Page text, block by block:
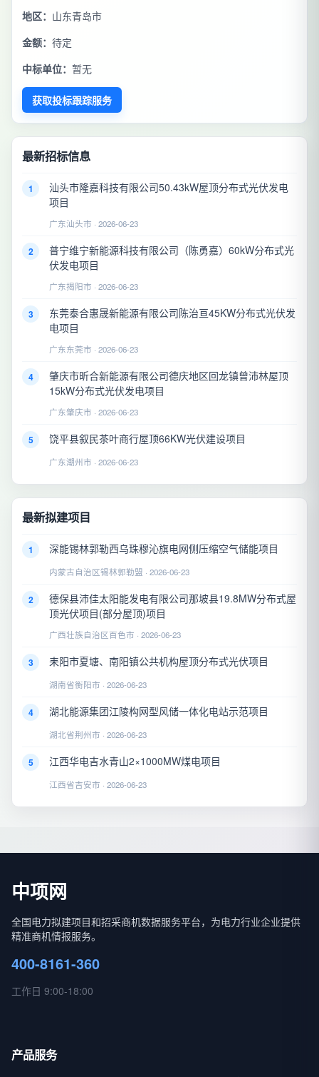
地区： 山东青岛市
金额： 待定
中标单位： 暂无
获取投标跟踪服务
最新招标信息
1
汕头市隆嘉科技有限公司50.43kW屋顶分布式光伏发电
项目
广东汕头市 · 2026-06-23
2
普宁维宁新能源科技有限公司（陈勇嘉）60kW分布式光
伏发电项目
广东揭阳市 · 2026-06-23
3
东莞泰合惠晟新能源有限公司陈治亘45KW分布式光伏发
电项目
广东东莞市 · 2026-06-23
4
肇庆市昕合新能源有限公司德庆地区回龙镇曾沛林屋顶
15kW分布式光伏发电项目
广东肇庆市 · 2026-06-23
5 饶平县叙民茶叶商行屋顶66KW光伏建设项目
广东潮州市 · 2026-06-23
最新拟建项目
1 深能锡林郭勒西乌珠穆沁旗电网侧压缩空气储能项目
内蒙古自治区锡林郭勒盟 · 2026-06-23
2
德保县沛佳太阳能发电有限公司那坡县19.8MW分布式屋
顶光伏项目(部分屋顶)项目
广西壮族自治区百色市 · 2026-06-23
3 耒阳市夏塘、南阳镇公共机构屋顶分布式光伏项目
湖南省衡阳市 · 2026-06-23
4 湖北能源集团江陵构网型风储一体化电站示范项目
湖北省荆州市 · 2026-06-23
5 江西华电吉水青山2×1000MW煤电项目
江西省吉安市 · 2026-06-23
中项网
全国电力拟建项目和招采商机数据服务平台，为电力行业企业提供
精准商机情报服务。
400-8161-360
工作日 9:00-18:00
产品服务